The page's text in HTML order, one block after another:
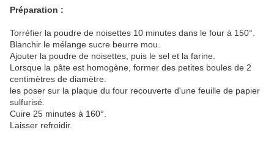
Préparation :
Torréfier la poudre de noisettes 10 minutes dans le four à 150°.
Blanchir le mélange sucre beurre mou.
Ajouter la poudre de noisettes, puis le sel et la farine.
Lorsque la pâte est homogène, former des petites boules de 2
centimètres de diamètre.
les poser sur la plaque du four recouverte d'une feuille de papier
sulfurisé.
Cuire 25 minutes à 160°.
Laisser refroidir.